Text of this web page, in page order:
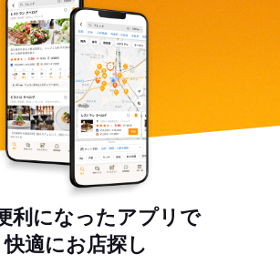
利になったアプリで
快適にお店探し